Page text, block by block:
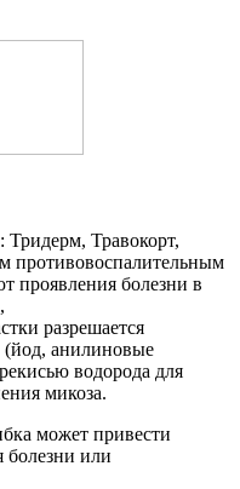
Тридерм, Травокорт,
противовоспалительным
проявления болезни в
разрешается
(йод, анилиновые
водорода для
микоза.
может привести
болезни или